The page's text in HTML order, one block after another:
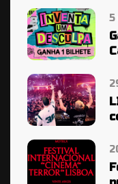
5